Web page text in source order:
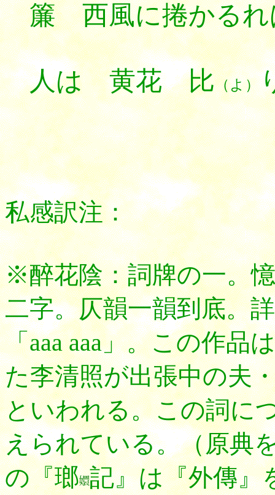
簾 西風に捲かるれ
ご
人は 黄花 比（よ）
私感訳注：
※醉花陰：詞牌の一。
二字。仄韻一韻到底。
「aaa aaa」。この作品
た李清照が出張中の夫
といわれる。この詞に
えられている。（原典
の『瑯 記』は『外傳』